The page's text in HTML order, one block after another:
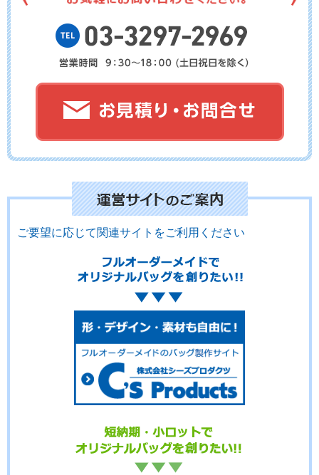
ご要望に応じて関連サイトをご利用ください